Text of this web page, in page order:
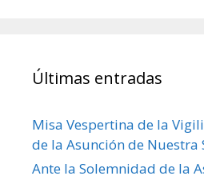
Últimas entradas
Misa Vespertina de la
de la Asunción de Nuestra
Ante la Solemnidad de la